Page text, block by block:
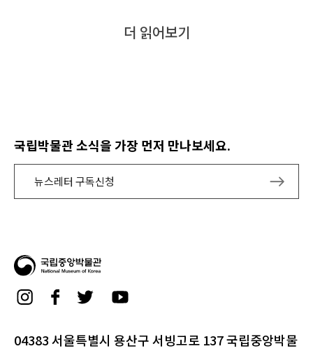
더 읽어보기
국립박물관 소식을 가장 먼저 만나보세요.
뉴스레터 구독신청
04383 서울특별시 용산구 서빙고로 137 국립중앙박물